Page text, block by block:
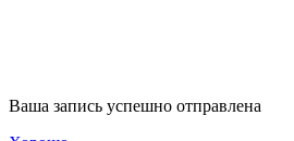
Ваша запись успешно отправлена